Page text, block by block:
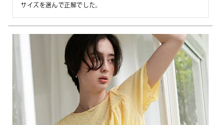
サイズを選んで正解でした。